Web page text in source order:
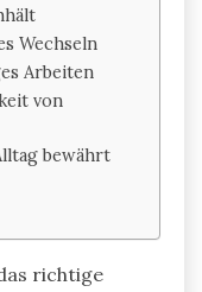
Wechseln
Arbeiten
von
bewährt
richtige